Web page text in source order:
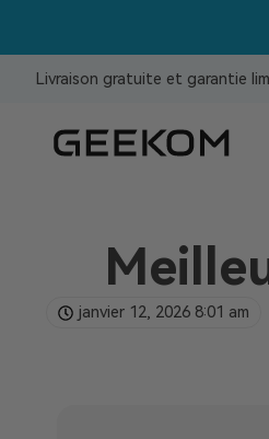
Livraison gratuite et garantie
janvier 12, 2026 8:01 am